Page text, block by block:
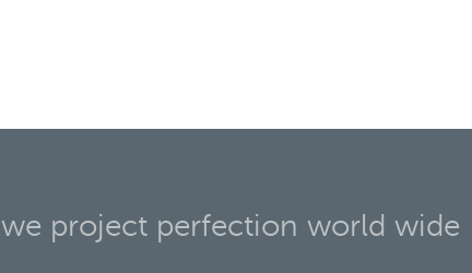
we project perfection world wide